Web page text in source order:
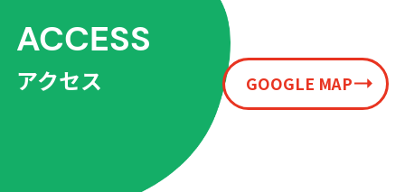
ACCESS
アクセス GOOGLE MAP